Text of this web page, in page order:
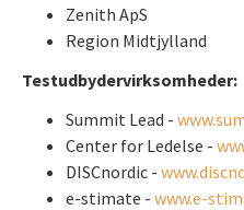
Zenith ApS
Region Midtjylland
Testudbydervirksomheder:
Summit Lead -
Center for Ledelse -
DISCnordic -
e-stimate - www.e-